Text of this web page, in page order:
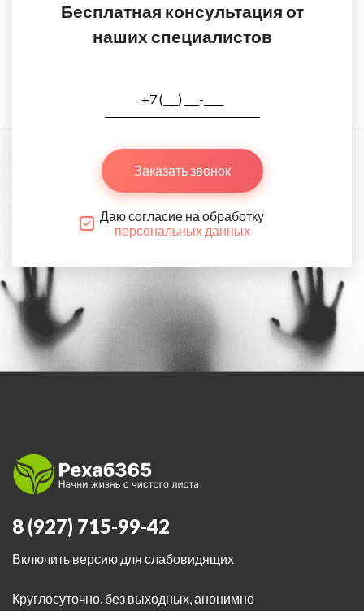
Бесплатная консультация от
наших специалистов
Заказать звонок
Даю согласие на обработку
персональных данных
8 (927) 715-99-42
Включить версию для слабовидящих
Круглосуточно, без выходных, анонимно